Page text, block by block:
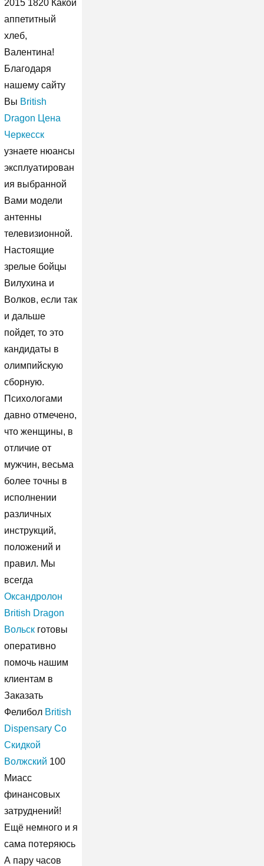
2015 1820 Какой
аппетитный
хлеб,
Валентина!
Благодаря
нашему сайту
Вы British
Dragon Цена
Черкесск
узнаете нюансы
эксплуатирован
ия выбранной
Вами модели
антенны
телевизионной.
Настоящие
зрелые бойцы
Вилухина и
Волков, если так
и дальше
пойдет, то это
кандидаты в
олимпийскую
сборную.
Психологами
давно отмечено,
что женщины, в
отличие от
мужчин, весьма
более точны в
исполнении
различных
инструкций,
положений и
правил. Мы
всегда
Оксандролон
British Dragon
Вольскготовы
оперативно
помочь нашим
клиентам в
Заказать
Фелибол British
Dispensary Со
Скидкой
Волжский 100
Миасс
финансовых
затруднений!
Ещё немного и я
сама потеряюсь
А пару часов